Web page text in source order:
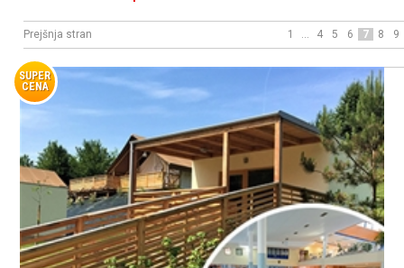
Prejšnja stran 1 ... 4 5 6 7 8 9
SUPER
CENA